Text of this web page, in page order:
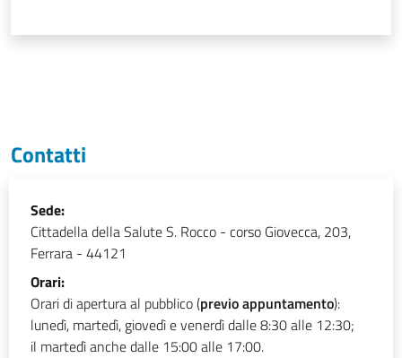
Contatti
Sede:
Cittadella della Salute S. Rocco - corso Giovecca, 203,
Ferrara - 44121
Orari:
Orari di apertura al pubblico (previo appuntamento):
lunedì, martedì, giovedì e venerdì dalle 8:30 alle 12:30;
il martedì anche dalle 15:00 alle 17:00.